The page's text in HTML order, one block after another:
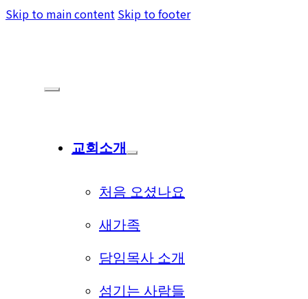
Skip to main content Skip to footer
교회소개
처음 오셨나요
새가족
담임목사 소개
섬기는 사람들